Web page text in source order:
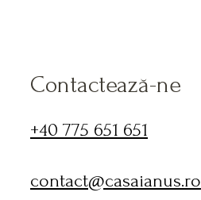
Contactează-ne
+40 775 651 651
contact@casaianus.ro